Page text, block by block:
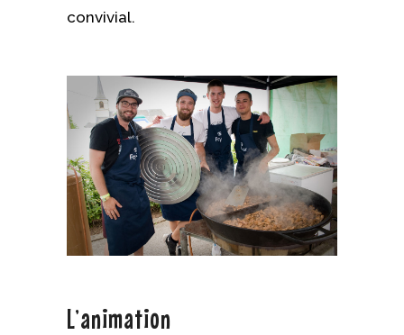
convivial.
L’animation